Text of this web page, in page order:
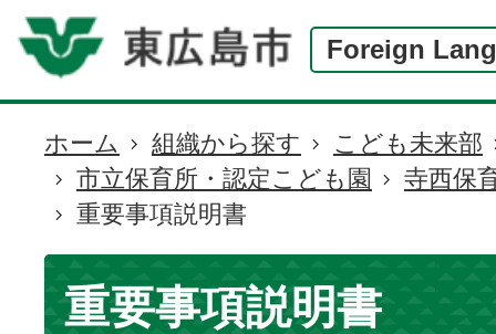
Foreign
現
在
の
位
置
ホーム 組織から探す
こども未来部
市立保育所・認定こども園
寺西保
重要事項説明書
重要事項説明書